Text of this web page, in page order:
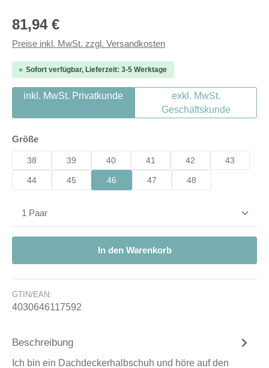
Regulärer Preis:
81,94 €
Preise inkl. MwSt. zzgl. Versandkosten
Sofort verfügbar, Lieferzeit: 3-5 Werktage
inkl. MwSt. Privatkunde
exkl. MwSt.
Geschäftskunde
Größeauswählen
38 39 40 41 42 43
44 45 46 47 48
Produkt Anzahl: Gib den gewünschten Wert ein
In den Warenkorb
GTIN/EAN:
4030646117592
Beschreibung
Ich bin ein Dachdeckerhalbschuh und höre auf den